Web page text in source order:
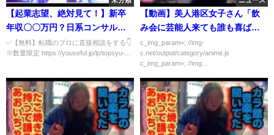
【起業志望、絶対見て！】新卒
年収〇〇万円？日系コンサル
の'リアル'教えます！（コンサル/
転職/戦略）
✅【無料】転職のプロに直接相談をする👇
※数量限定 https://youseful.jp/lp/topsyu-...
【動画】美人港区女子さん「飲
み会に芸能人来ても誰も喜ばな
いｗ」「喜ぶのは田舎出身の奴
だけ」
c_img_param=; //img-
c.net/output/category/anime.js
c_img_param=; //img...